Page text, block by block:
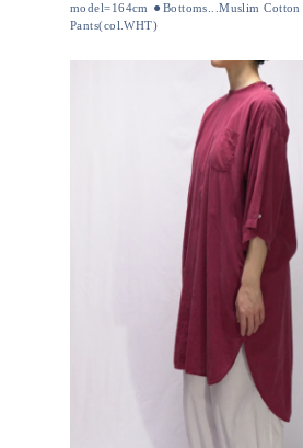
model=164cm ⚫︎Bottoms...Muslim
Pants(col.WHT)